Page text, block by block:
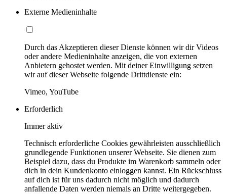
Externe Medieninhalte
Durch das Akzeptieren dieser Dienste können wir dir Videos
oder andere Medieninhalte anzeigen, die von externen
Anbietern gehostet werden. Mit deiner Einwilligung setzen
wir auf dieser Webseite folgende Drittdienste ein:
Vimeo, YouTube
Erforderlich
Immer aktiv
Technisch erforderliche Cookies gewährleisten ausschließlich
grundlegende Funktionen unserer Webseite. Sie dienen zum
Beispiel dazu, dass du Produkte im Warenkorb sammeln oder
dich in dein Kundenkonto einloggen kannst. Ein Rückschluss
auf dich ist für uns dadurch nicht möglich und dadurch
anfallende Daten werden niemals an Dritte weitergegeben.